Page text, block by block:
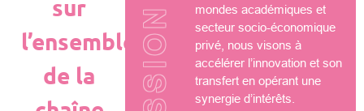
sur
l’ensemble
de la
mondes académiques et
secteur socio-économique
privé, nous visons à
accélérer l’innovation et son
transfert en opérant une
synergie d’intérêts.